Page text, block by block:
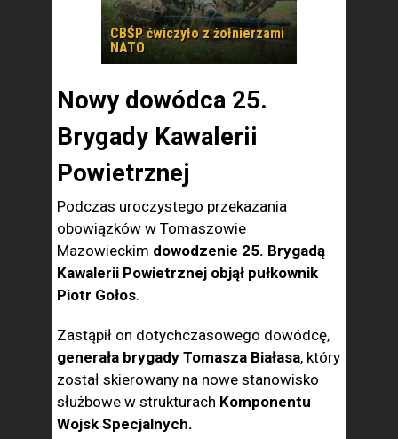
CBŚP ćwiczyło z żołnierzami
NATO
Nowy dowódca 25.
Brygady Kawalerii
Powietrznej
Podczas uroczystego przekazania
obowiązków w Tomaszowie
Mazowieckim dowodzenie 25. Brygadą
Kawalerii Powietrznej objął pułkownik
Piotr Gołos.
Zastąpił on dotychczasowego dowódcę,
generała brygady Tomasza Białasa, który
został skierowany na nowe stanowisko
służbowe w strukturach Komponentu
Wojsk Specjalnych.